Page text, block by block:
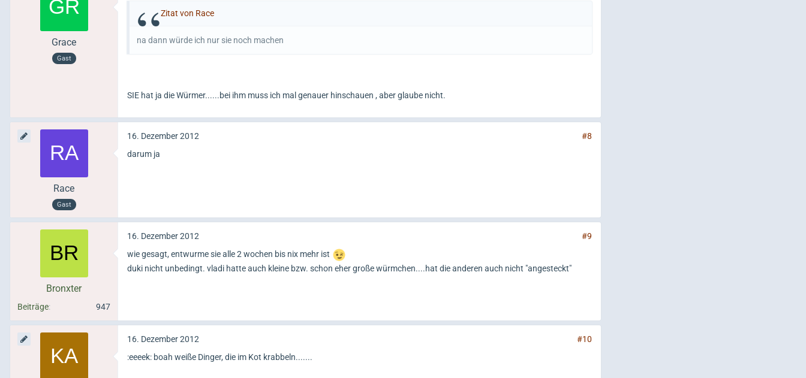
Grace
Gast
Zitat von Race
na dann würde ich nur sie noch machen
SIE hat ja die Würmer......bei ihm muss ich mal genauer hinschauen , aber glaube nicht.
Race
Gast
16. Dezember 2012
#8
darum ja
Bronxter
Beiträge 947
16. Dezember 2012
#9
wie gesagt, entwurme sie alle 2 wochen bis nix mehr ist
duki nicht unbedingt. vladi hatte auch kleine bzw. schon eher große würmchen....hat die anderen auch nicht "angesteckt"
16. Dezember 2012
#10
:eeeek: boah weiße Dinger, die im Kot krabbeln.......